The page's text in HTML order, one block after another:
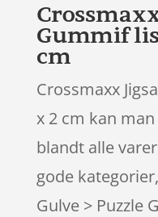
cm
Crossmaxx
x 2 cm kan
blandt alle
gode
Gulve > Puzzle